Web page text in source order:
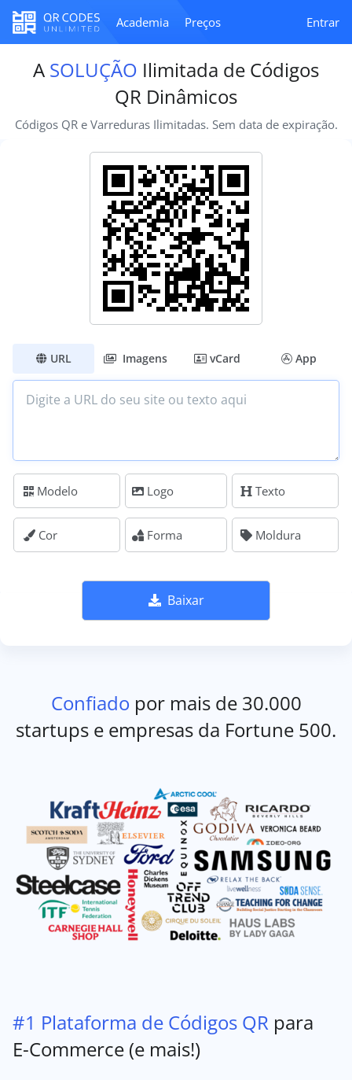
Academia Preços Entrar
A SOLUÇÃO Ilimitada de Códigos
QR Dinâmicos
Códigos QR e Varreduras Ilimitadas. Sem data de expiração.
URL Imagens vCard App
Modelo Logo Texto
Cor Forma Moldura
Baixar
Confiado por mais de 30.000
startups e empresas da Fortune 500.
#1 Plataforma de Códigos QR para
E-Commerce (e mais!)